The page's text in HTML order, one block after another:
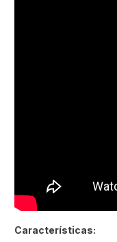
Características: